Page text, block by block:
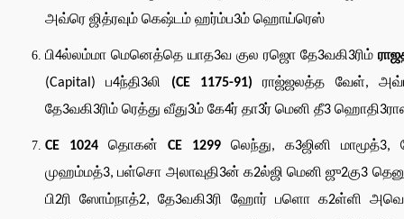
அவ்ரெ ஜித்ரவும் கெஷ்டம் ஹர்ம்ப3ம் ஹொய்ரெஸ்
பி4ல்லம்மா மெனெத்தெ யாத3வ குல ரஜொ தே3வகி3ரிம்
(Capital) ப4ந்தி3லி (CE 1175-91) ராஜ்ஜலத்த வேள்,
தே3வகி3ரிம் ரெத்து வீது3ம் கே4ர் தா3ர் மெனி தீ3
CE 1024 தொகன் CE 1299 லெந்து, க3ஜினி மாமூத்3,
முஹம்மத்3, பள்சொ அலாவுதி3ன் க2ல்ஜி மெனி ஜு2கு3 தெனு
பி2ரி ஸோம்நாத்2, தே3வகி3ரி ஹோர் பளொ க2ள்ளி